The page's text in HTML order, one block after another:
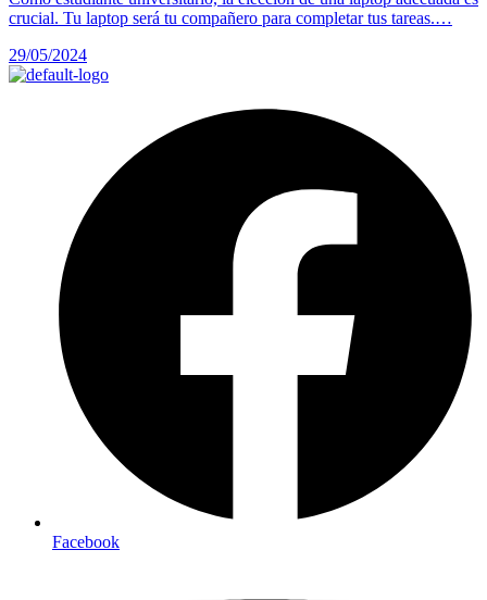
crucial. Tu laptop será tu compañero para completar tus tareas.…
29/05/2024
Facebook